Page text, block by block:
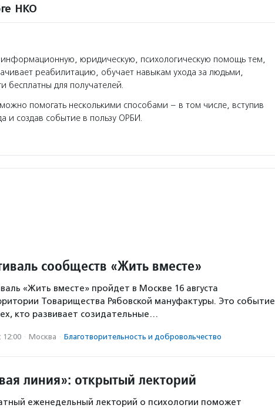
НКО
юридическую, психологическую помощь тем,
реабилитацию, обучает навыкам ухода за людьми,
бесплатны для получателей.
помогать несколькими способами – в том числе, вступив
и создав событие в пользу ОРБИ.
сообществ «Жить вместе»
«Жить вместе» пройдет в Москве 16 августа
Товарищества Рябовской мануфактуры. Это событие
кто развивает созидательные…
12:00 · Москва · Благотвори­тель­ность и доброволь­чест­во
линия»: открытый лекторий
еженедельный лекторий о психологии поможет